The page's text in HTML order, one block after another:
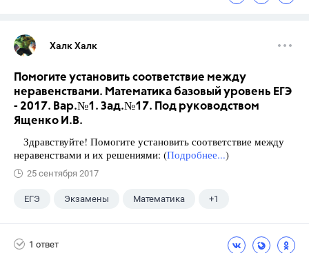
Халк Халк
Помогите установить соответствие между
неравенствами. Математика базовый уровень ЕГЭ
- 2017. Вар.№1. Зад.№17. Под руководством
Ященко И.В.
Здравствуйте! Помогите установить соответствие между
неравенствами и их решениями: (Подробнее...)
25 сентября 2017
ЕГЭ Экзамены Математика +1
1 ответ